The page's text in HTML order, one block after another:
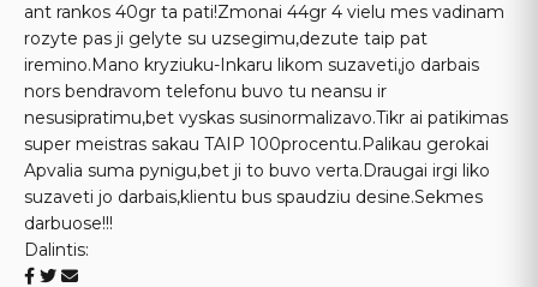
ant rankos 40gr ta pati!Zmonai 44gr 4 vielu mes vadinam
rozyte pas ji gelyte su uzsegimu,dezute taip pat
iremino.Mano kryziuku-Inkaru likom suzaveti,jo darbais
nors bendravom telefonu buvo tu neansu ir
nesusipratimu,bet vyskas susinormalizavo.Tikr ai patikimas
super meistras sakau TAIP 100procentu.Palikau gerokai
Apvalia suma pynigu,bet ji to buvo verta.Draugai irgi liko
suzaveti jo darbais,klientu bus spaudziu desine.Sekmes
darbuose!!!
Dalintis: